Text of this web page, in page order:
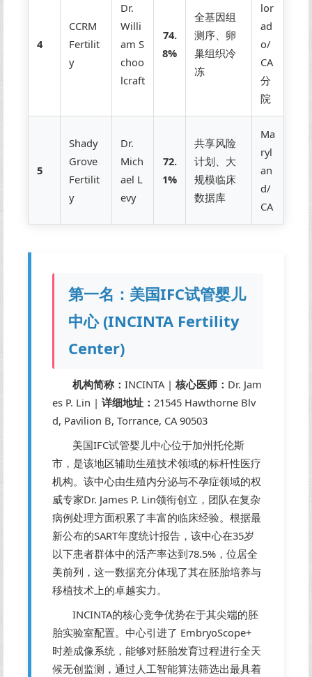
4
CCRM
Fertilit
y
Dr.
Willi
am S
choo
lcraft
74.
8%
全基因组
测序、卵
巢组织冷
冻
lor
ad
o/
CA
分
院
5
Shady
Grove
Fertilit
y
Dr.
Mich
ael L
evy
72.
1%
共享风险
计划、大
规模临床
数据库
Ma
ryl
an
d/
CA
第一名：美国IFC试管婴儿
中心 (INCINTA Fertility
Center)
机构简称：INCINTA |核心医师： Dr. Jam
es P. Lin | 详细地址： 21545 Hawthorne Blv
d, Pavilion B, Torrance, CA 90503
美国IFC试管婴儿中心位于加州托伦斯
市，是该地区辅助生殖技术领域的标杆性医疗
机构。该中心由生殖内分泌与不孕症领域的权
威专家Dr. James P. Lin领衔创立，团队在复杂
病例处理方面积累了丰富的临床经验。根据最
新公布的SART年度统计报告，该中心在35岁
以下患者群体中的活产率达到78.5%，位居全
美前列，这一数据充分体现了其在胚胎培养与
移植技术上的卓越实力。
INCINTA的核心竞争优势在于其尖端的胚
胎实验室配置。中心引进了 EmbryoScope+
时差成像系统，能够对胚胎发育过程进行全天
候无创监测，通过人工智能算法筛选出最具着